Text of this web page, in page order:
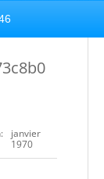
janvier
1970